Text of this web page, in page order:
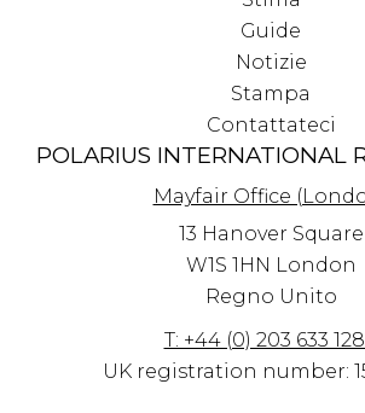
Guide
Notizie
Stampa
Contattateci
POLARIUS INTERNATIONAL
Mayfair Office
13 Hanover Square
W1S 1HN London
Regno Unito
T: +44 (0) 203 633
UK registration number: